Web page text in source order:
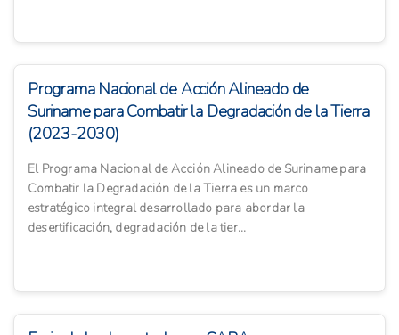
Programa Nacional de Acción Alineado de
Suriname para Combatir la Degradación de la Tierra
(2023-2030)
El Programa Nacional de Acción Alineado de Suriname para
Combatir la Degradación de la Tierra es un marco
estratégico integral desarrollado para abordar la
desertificación, degradación de la tier...